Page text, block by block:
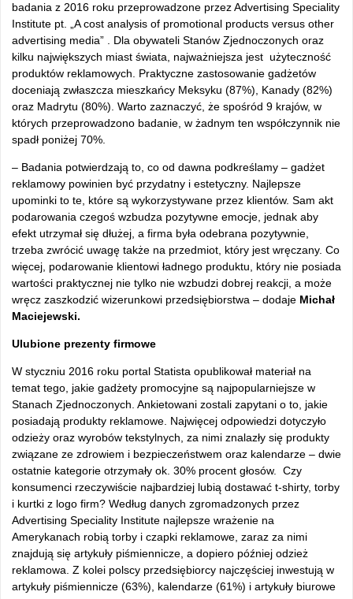
badania z 2016 roku przeprowadzone przez Advertising Speciality
Institute pt. „A cost analysis of promotional products versus other
advertising media” . Dla obywateli Stanów Zjednoczonych oraz
kilku największych miast świata, najważniejsza jest użyteczność
produktów reklamowych. Praktyczne zastosowanie gadżetów
doceniają zwłaszcza mieszkańcy Meksyku (87%), Kanady (82%)
oraz Madrytu (80%). Warto zaznaczyć, że spośród 9 krajów, w
których przeprowadzono badanie, w żadnym ten współczynnik nie
spadł poniżej 70%.
– Badania potwierdzają to, co od dawna podkreślamy – gadżet
reklamowy powinien być przydatny i estetyczny. Najlepsze
upominki to te, które są wykorzystywane przez klientów. Sam akt
podarowania czegoś wzbudza pozytywne emocje, jednak aby
efekt utrzymał się dłużej, a firma była odebrana pozytywnie,
trzeba zwrócić uwagę także na przedmiot, który jest wręczany. Co
więcej, podarowanie klientowi ładnego produktu, który nie posiada
wartości praktycznej nie tylko nie wzbudzi dobrej reakcji, a może
wręcz zaszkodzić wizerunkowi przedsiębiorstwa – dodaje Michał
Maciejewski.
Ulubione prezenty firmowe
W styczniu 2016 roku portal Statista opublikował materiał na
temat tego, jakie gadżety promocyjne są najpopularniejsze w
Stanach Zjednoczonych. Ankietowani zostali zapytani o to, jakie
posiadają produkty reklamowe. Najwięcej odpowiedzi dotyczyło
odzieży oraz wyrobów tekstylnych, za nimi znalazły się produkty
związane ze zdrowiem i bezpieczeństwem oraz kalendarze – dwie
ostatnie kategorie otrzymały ok. 30% procent głosów. Czy
konsumenci rzeczywiście najbardziej lubią dostawać t-shirty, torby
i kurtki z logo firm? Według danych zgromadzonych przez
Advertising Speciality Institute najlepsze wrażenie na
Amerykanach robią torby i czapki reklamowe, zaraz za nimi
znajdują się artykuły piśmiennicze, a dopiero później odzież
reklamowa. Z kolei polscy przedsiębiorcy najczęściej inwestują w
artykuły piśmiennicze (63%), kalendarze (61%) i artykuły biurowe